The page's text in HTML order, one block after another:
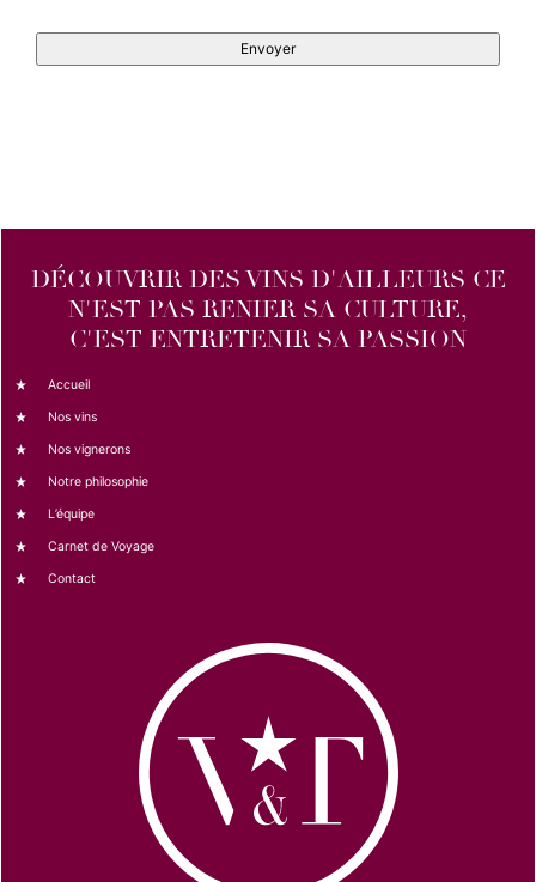
DÉCOUVRIR DES VINS D'AILLEURS CE
N'EST PAS RENIER SA CULTURE,
C'EST ENTRETENIR SA PASSION
Accueil
Nos vins
Nos vignerons
Notre philosophie
L’équipe
Carnet de Voyage
Contact